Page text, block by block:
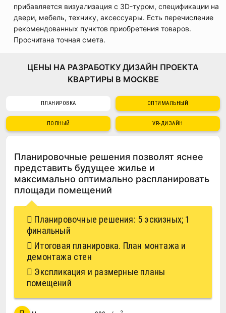
прибавляется визуализация с 3D-туром, спецификации на
двери, мебель, технику, аксессуары. Есть перечисление
рекомендованных пунктов приобретения товаров.
Просчитана точная смета.
ЦЕНЫ НА РАЗРАБОТКУ ДИЗАЙН ПРОЕКТА
КВАРТИРЫ В МОСКВЕ
ПЛАНИРОВКА ОПТИМАЛЬНЫЙ
ПОЛНЫЙ VR-ДИЗАЙН
Планировочные решения позволят яснее
представить будущее жилье и
максимально оптимально распланировать
площади помещений
Планировочные решения: 5 эскизных; 1
финальный
Итоговая планировка. План монтажа и
демонтажа стен
Экспликация и размерные планы
помещений